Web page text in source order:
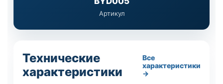
Артикул
Технические
характеристики
Все
характеристики
→